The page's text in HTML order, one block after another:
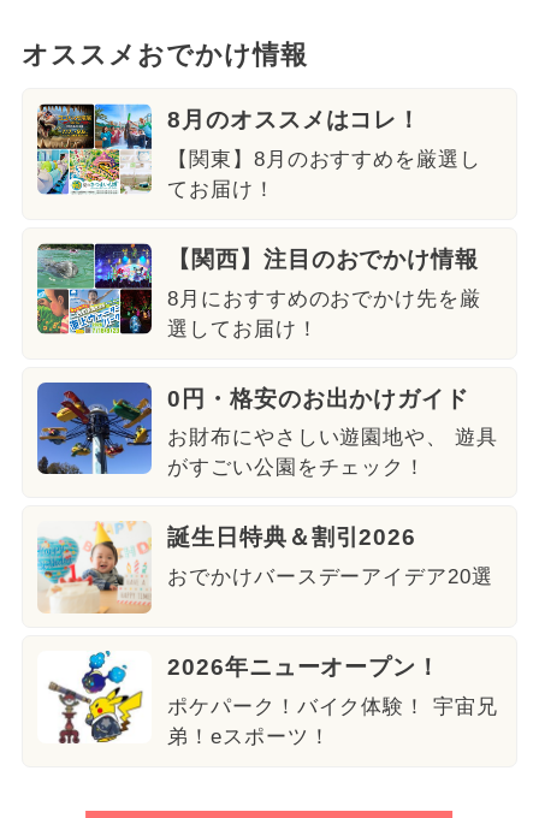
オススメおでかけ情報
8月のオススメはコレ！
【関東】8月のおすすめを厳選し
てお届け！
【関西】注目のおでかけ情報
8月におすすめのおでかけ先を厳
選してお届け！
0円・格安のお出かけガイド
お財布にやさしい遊園地や、 遊具
がすごい公園をチェック！
誕生日特典＆割引2026
おでかけバースデーアイデア20選
2026年ニューオープン！
ポケパーク！バイク体験！ 宇宙兄
弟！eスポーツ！